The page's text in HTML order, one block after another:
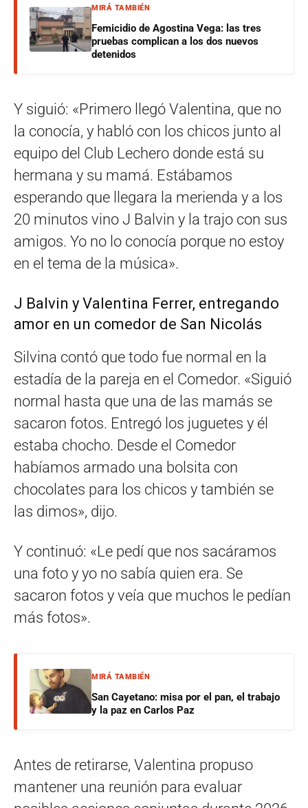
MIRÁ TAMBIÉN
Femicidio de Agostina Vega: las tres
pruebas complican a los dos nuevos
detenidos
Y siguió: «Primero llegó Valentina, que no
la conocía, y habló con los chicos junto al
equipo del Club Lechero donde está su
hermana y su mamá. Estábamos
esperando que llegara la merienda y a los
20 minutos vino J Balvin y la trajo con sus
amigos. Yo no lo conocía porque no estoy
en el tema de la música».
J Balvin y Valentina Ferrer, entregando
amor en un comedor de San Nicolás
Silvina contó que todo fue normal en la
estadía de la pareja en el Comedor. «Siguió
normal hasta que una de las mamás se
sacaron fotos. Entregó los juguetes y él
estaba chocho. Desde el Comedor
habíamos armado una bolsita con
chocolates para los chicos y también se
las dimos», dijo.
Y continuó: «Le pedí que nos sacáramos
una foto y yo no sabía quien era. Se
sacaron fotos y veía que muchos le pedían
más fotos».
MIRÁ TAMBIÉN
San Cayetano: misa por el pan, el trabajo
y la paz en Carlos Paz
Antes de retirarse, Valentina propuso
mantener una reunión para evaluar